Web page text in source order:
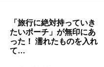
「旅行に絶対持っていき
たいポーチ」が無印にあ
った！ 濡れたものを入れ
て…